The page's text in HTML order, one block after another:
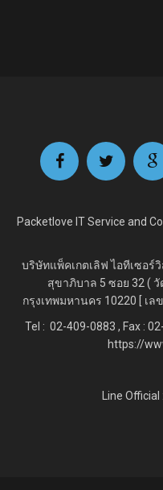
Packetlove IT Service and
บริษัทแพ็คเกตเลิฟ ไอทีเซอร์
สุขาภิบาล 5 ซอย 32 (
กรุงเทพมหานคร 10220 [ เล
Tel : 02-409-0883 , Fax : 02
https://
Line